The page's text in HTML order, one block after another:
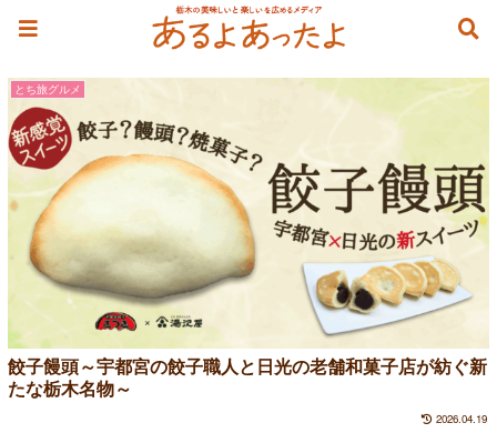
とち旅グルメ
餃子饅頭～宇都宮の餃子職人と日光の老舗和菓子店が紡ぐ新
たな栃木名物～
2026.04.19